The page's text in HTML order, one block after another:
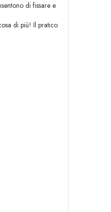
di fissare e
di più! Il pratico